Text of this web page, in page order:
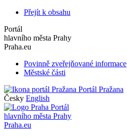
Přejít k obsahu
Portál
hlavního města Prahy
Praha.eu
Povinně zveřejňované informace
Městské části
Portál Pražana
Česky English
Portál
hlavního města Prahy
Praha.eu